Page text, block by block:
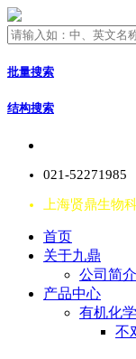
批量搜索
结构搜索
021-52271985
上海贤鼎生物
首页
关于九鼎
公司简介
产品中心
有机化学
不